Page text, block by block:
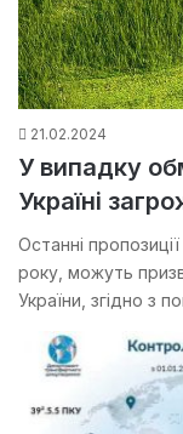
21.02.2024
У випадку
Україні
Останні
року, можуть
України, згідно з